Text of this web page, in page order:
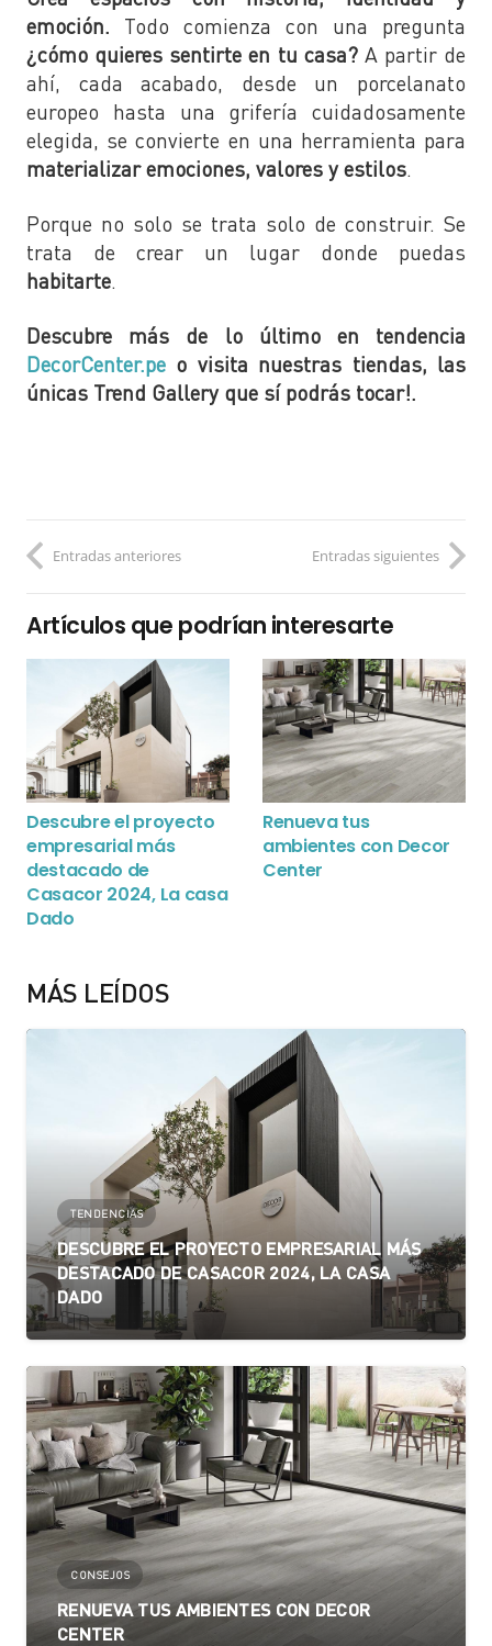
emoción. Todo comienza con una pregunta
¿cómo quieres sentirte en tu casa? A partir de
ahí, cada acabado, desde un porcelanato
europeo hasta una grifería cuidadosamente
elegida, se convierte en una herramienta para
materializar emociones, valores y estilos
Porque no solo se trata solo de construir. Se
trata de crear un lugar donde puedas
habitarte
Descubre más de lo último en tendencia
DecorCenter.pe o visita nuestras tiendas, las
únicas Trend Gallery que sí podrás tocar!.
Entradas anteriores Entradas siguientes
Artículos que podrían interesarte
Descubre el proyecto
empresarial más
destacado de
Casacor 2024, La casa
Dado
Renueva tus
ambientes con Decor
Center
MÁS LEÍDOS
TENDENCIAS
DESCUBRE EL PROYECTO EMPRESARIAL MÁS
DESTACADO DE CASACOR 2024, LA CASA
DADO
CONSEJOS
RENUEVA TUS AMBIENTES CON DECOR
CENTER